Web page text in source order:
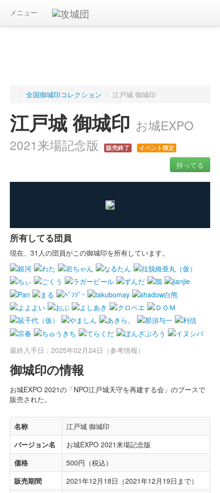
メニュー
/ 全国御城印コレクション / 江戸城 御城印
江戸城 御城印 お城EXPO
2021来場記念版
販売終了 イベント限定
持ってる
所有してる団員
現在、31人の団員がこの御城印を所有しています。
最終入手日：2025年02月24日（参考情報）
御城印の情報
お城EXPO 2021の「NPO江戸城天守を再建する会」のブースで
販売された。
名称
江戸城 御城印
バージョン名
お城EXPO 2021来場記念版
価格
500円（税込）
販売期間
2021年12月18日（2021年12月19日まで）